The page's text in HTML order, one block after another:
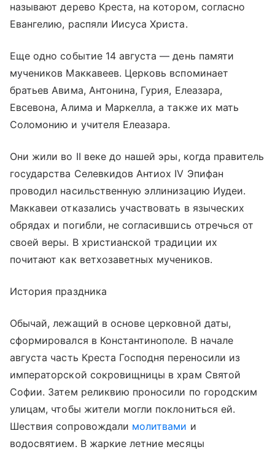
называют дерево Креста, на котором, согласно
Евангелию, распяли Иисуса Христа.
Еще одно событие 14 августа — день памяти
мучеников Маккавеев. Церковь вспоминает
братьев Авима, Антонина, Гурия, Елеазара,
Евсевона, Алима и Маркелла, а также их мать
Соломонию и учителя Елеазара.
Они жили во II веке до нашей эры, когда правитель
государства Селевкидов Антиох IV Эпифан
проводил насильственную эллинизацию Иудеи.
Маккавеи отказались участвовать в языческих
обрядах и погибли, не согласившись отречься от
своей веры. В христианской традиции их
почитают как ветхозаветных мучеников.
История праздника
Обычай, лежащий в основе церковной даты,
сформировался в Константинополе. В начале
августа часть Креста Господня переносили из
императорской сокровищницы в храм Святой
Софии. Затем реликвию проносили по городским
улицам, чтобы жители могли поклониться ей.
Шествия сопровождали молитвами и
водосвятием. В жаркие летние месяцы